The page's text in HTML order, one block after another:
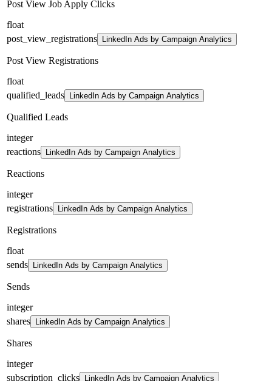
Post View Job Apply Clicks
float
post_view_registrations
LinkedIn Ads by Campaign Analytics
Post View Registrations
float
qualified_leads
LinkedIn Ads by Campaign Analytics
Qualified Leads
integer
reactions
LinkedIn Ads by Campaign Analytics
Reactions
integer
registrations
LinkedIn Ads by Campaign Analytics
Registrations
float
sends
LinkedIn Ads by Campaign Analytics
Sends
integer
shares
LinkedIn Ads by Campaign Analytics
Shares
integer
subscription_clicks
LinkedIn Ads by Campaign Analytics